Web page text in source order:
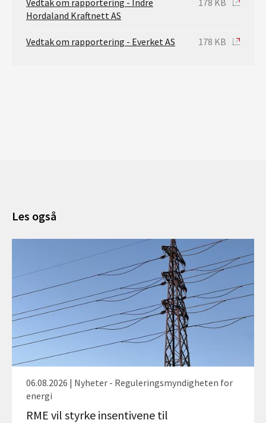
Vedtak om rapportering - Indre
Hordaland Kraftnett AS
178 KB
Vedtak om rapportering - Everket AS 178 KB
Les også
06.08.2026 | Nyheter - Reguleringsmyndigheten for
energi
RME vil styrke insentivene til